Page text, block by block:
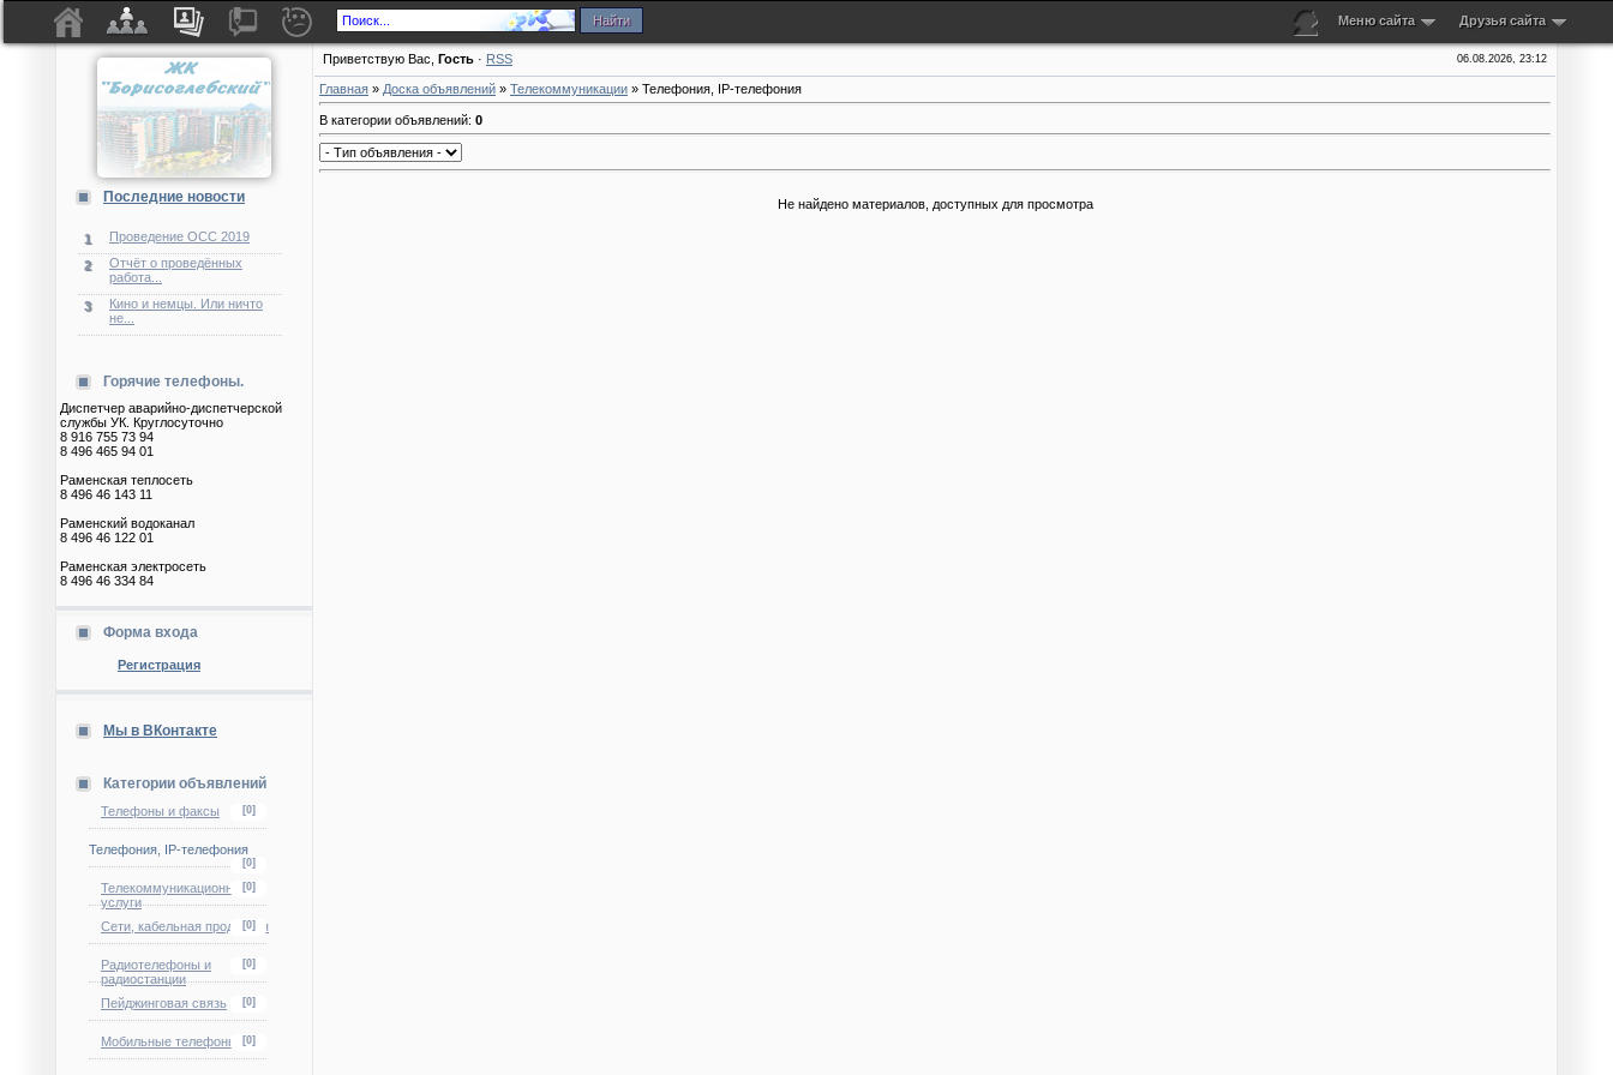
Друзья сайта
Меню сайта
Последние новости
1
Проведение ОСС 2019
2
Отчёт о проведённых
работа...
3
Кино и немцы. Или ничто
не...
Горячие телефоны.
Диспетчер аварийно-диспетчерской
службы УК. Круглосуточно
8 916 755 73 94
8 496 465 94 01
Раменская теплосеть
8 496 46 143 11
Раменский водоканал
8 496 46 122 01
Раменская электросеть
8 496 46 334 84
Форма входа
Регистрация
Мы в ВКонтакте
Категории объявлений
Телефоны и факсы [0]
Телефония, IP-телефония
[0]
Телекоммуникационные
услуги
[0]
Сети, кабельная продукция
[0]
Радиотелефоны и
радиостанции
[0]
Пейджинговая связь [0]
Мобильные телефоны [0]
Приветствую Вас Гость · RSS 06.08.2026, 23:12
Главная » Доска объявлений » Телекоммуникации » Телефония, IP-телефония
В категории объявлений: 0
Не найдено материалов, доступных для просмотра